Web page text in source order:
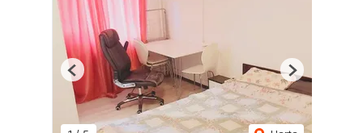
Previous Next